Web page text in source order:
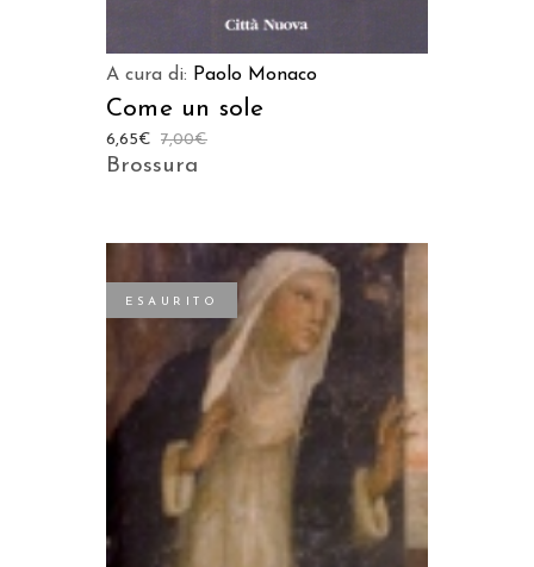
A cura di: Paolo Monaco
Come un sole
7,00€
6,65€
Brossura
ESAURITO